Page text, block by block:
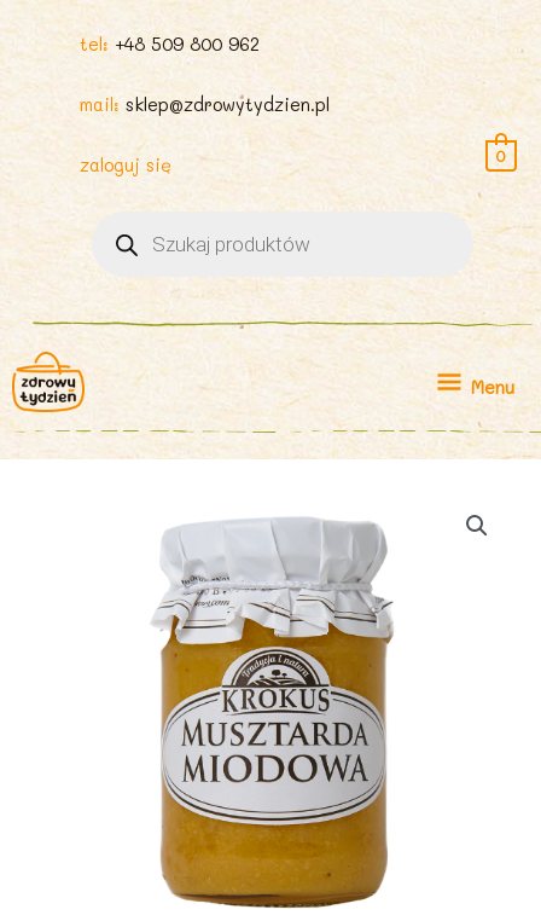
tel: +48 509 800 962
mail: sklep@zdrowytydzien.pl
zaloguj się
produktów
0
Menu
Menu